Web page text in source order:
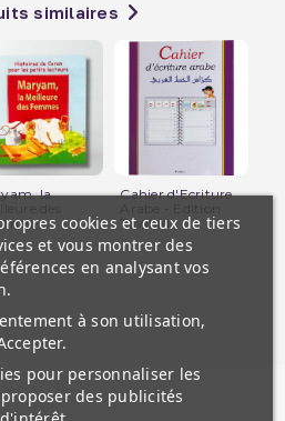
similaires
la
-...
Cahier d'Ecriture
Tawhid
Le
cookies et ceux de tiers
et vous montrer des
en analysant vos
à son utilisation,
pour personnaliser les
des publicités